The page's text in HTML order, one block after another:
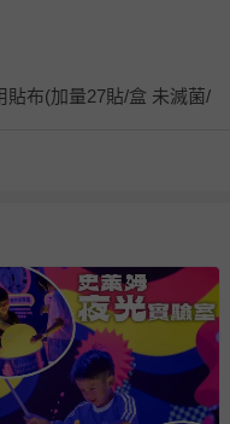
貼布(加量27貼/盒 未滅菌/
司
台北市文山區興隆路三段
段331號1樓